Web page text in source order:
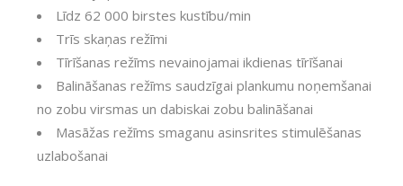
Līdz 62 000 birstes kustību/min
Trīs skaņas režīmi
Tīrīšanas režīms nevainojamai ikdienas tīrīšanai
Balināšanas režīms saudzīgai plankumu noņemšanai
no zobu virsmas un dabiskai zobu balināšanai
Masāžas režīms smaganu asinsrites stimulēšanas
uzlabošanai